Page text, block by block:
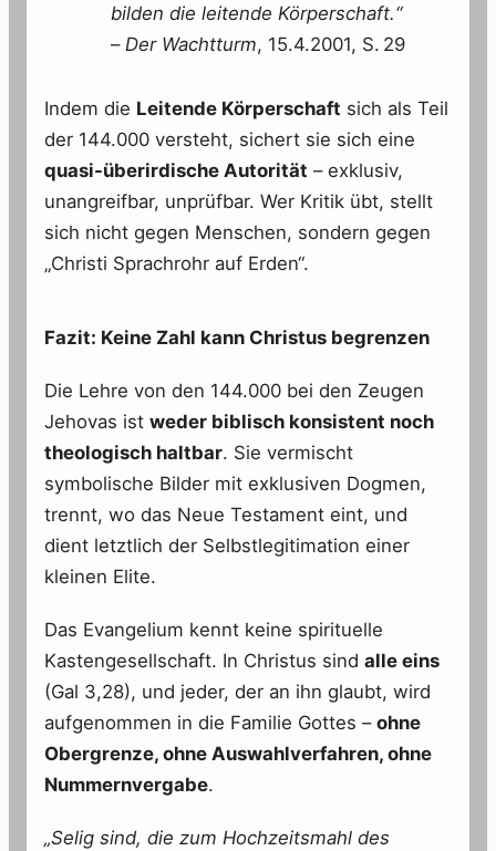
bilden die leitende Körperschaft.“
– Der Wachtturm, 15.4.2001, S. 29
Indem die Leitende Körperschaft sich als Teil
der 144.000 versteht, sichert sie sich eine
quasi-überirdische Autorität – exklusiv,
unangreifbar, unprüfbar. Wer Kritik übt, stellt
sich nicht gegen Menschen, sondern gegen
„Christi Sprachrohr auf Erden“.
Fazit: Keine Zahl kann Christus begrenzen
Die Lehre von den 144.000 bei den Zeugen
Jehovas ist weder biblisch konsistent noch
theologisch haltbar. Sie vermischt
symbolische Bilder mit exklusiven Dogmen,
trennt, wo das Neue Testament eint, und
dient letztlich der Selbstlegitimation einer
kleinen Elite.
Das Evangelium kennt keine spirituelle
Kastengesellschaft. In Christus sind alle eins
(Gal 3,28), und jeder, der an ihn glaubt, wird
aufgenommen in die Familie Gottes – ohne
Obergrenze, ohne Auswahlverfahren, ohne
Nummernvergabe.
„Selig sind, die zum Hochzeitsmahl des